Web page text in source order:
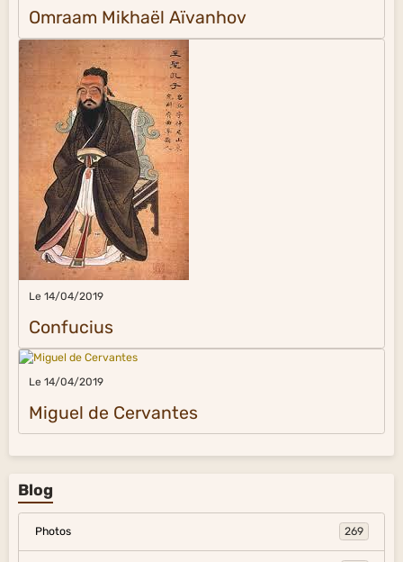
Omraam Mikhaël Aïvanhov
Le 14/04/2019
Confucius
Le 14/04/2019
Miguel de Cervantes
Blog
Photos 269